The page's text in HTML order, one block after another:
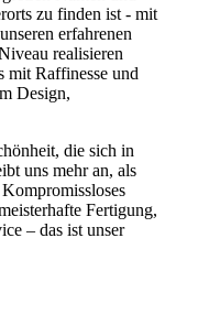
zu finden ist - mit
erfahrenen
realisieren
mit Raffinesse und
Design,
die sich in
uns mehr an, als
Fertigung,
– das ist unser